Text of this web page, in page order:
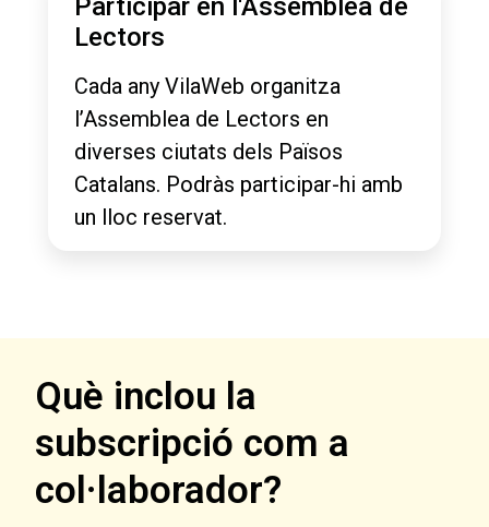
Participar en l'Assemblea de
Lectors
Cada any VilaWeb organitza
l’Assemblea de Lectors en
diverses ciutats dels Països
Catalans. Podràs participar-hi amb
un lloc reservat.
Què inclou la
subscripció com a
col·laborador?